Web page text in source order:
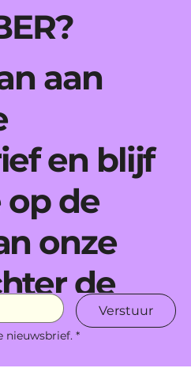
aan
en blijf
op de
onze
de
Verstuur
nieuwsbrief. *